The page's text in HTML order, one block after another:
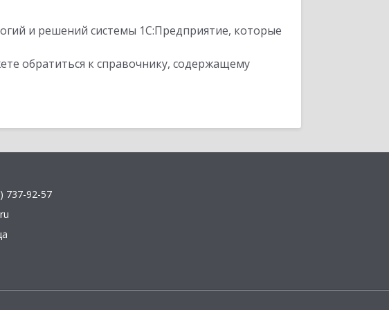
и решений системы 1С:Предприятие, которые
обратиться к справочнику, содержащему
737-92-57